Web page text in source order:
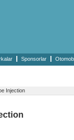
Sponsorlar
Injection